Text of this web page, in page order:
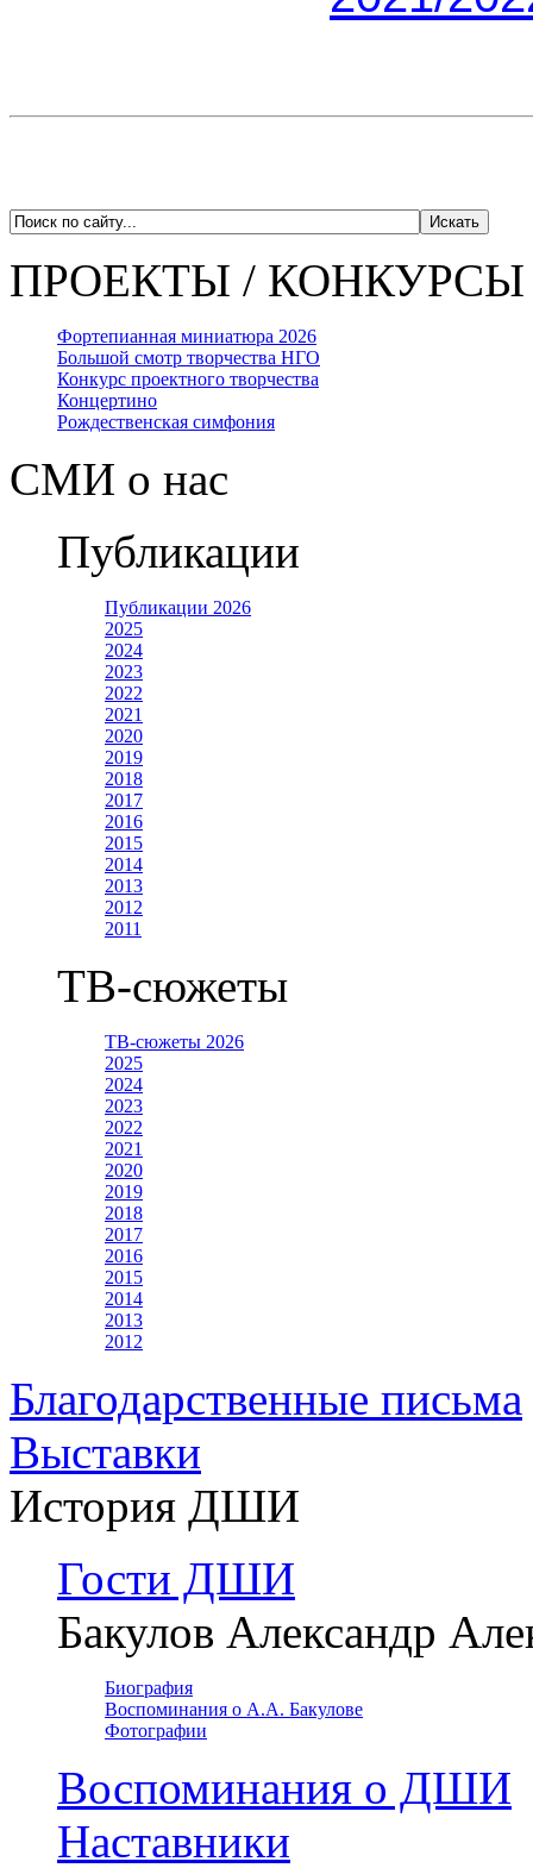
ПРОЕКТЫ / КОНКУРСЫ
Фортепианная миниатюра 2026
Большой смотр творчества НГО
Конкурс проектного творчества
Концертино
Рождественская симфония
СМИ о нас
Публикации
Публикации 2026
2025
2024
2023
2022
2021
2020
2019
2018
2017
2016
2015
2014
2013
2012
2011
ТВ-сюжеты
ТВ-сюжеты 2026
2025
2024
2023
2022
2021
2020
2019
2018
2017
2016
2015
2014
2013
2012
Благодарственные письма
Выставки
История ДШИ
Гости ДШИ
Бакулов Александр
Биография
Воспоминания о А.А. Бакулове
Фотографии
Воспоминания о ДШИ
Наставники